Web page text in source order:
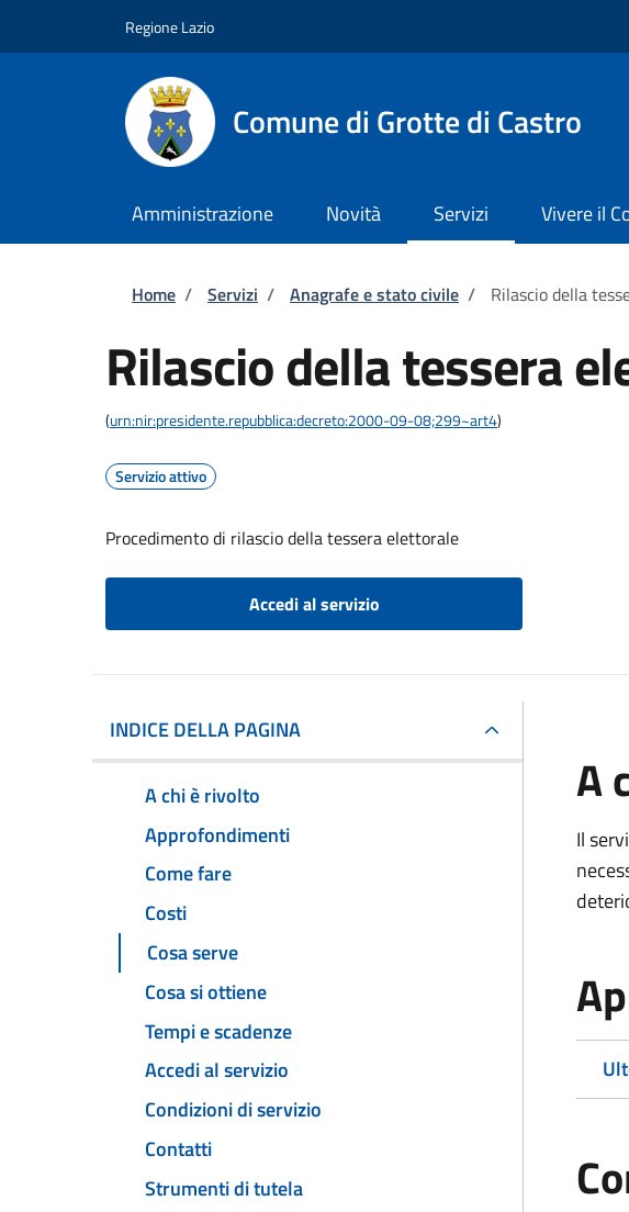
Regione Lazio
Comune di Grotte di Castro
Amministrazione Novità Servizi Vivere il
Briciole di pane
Home / Servizi / Anagrafe e stato civile / Rilascio della
Rilascio della tessera
(urn:nir:presidente.repubblica:decreto:2000-09-08;299~art4)
Servizio attivo
Procedimento di rilascio della tessera elettorale
Accedi al servizio
INDICE DELLA PAGINA
A chi è rivolto
Approfondimenti
Come fare
Costi
Cosa serve
Cosa si ottiene
Tempi e scadenze
Accedi al servizio
Condizioni di servizio
Contatti
Strumenti di tutela
A
Il